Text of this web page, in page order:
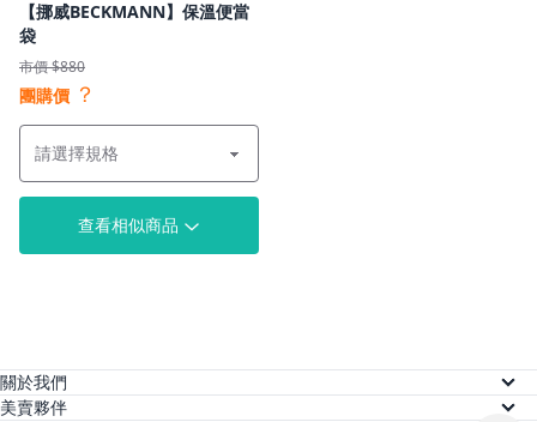
【挪威BECKMANN】保溫便當
袋
市價 $880
團購價 ？
查看相似商品
關於我們
關於美賣
美賣夥伴